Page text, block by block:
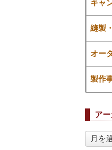
キャ
縫製
オー
製作
ア
ア
ー